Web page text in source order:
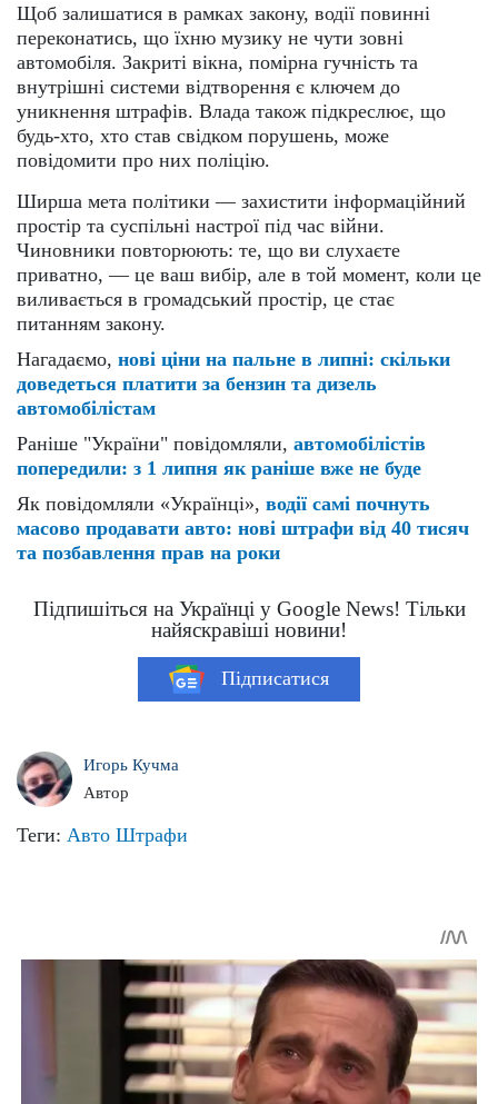
Щоб залишатися в рамках закону, водії повинні
переконатись, що їхню музику не чути зовні
автомобіля. Закриті вікна, помірна гучність та
внутрішні системи відтворення є ключем до
уникнення штрафів. Влада також підкреслює, що
будь-хто, хто став свідком порушень, може
повідомити про них поліцію.
Ширша мета політики — захистити інформаційний
простір та суспільні настрої під час війни.
Чиновники повторюють: те, що ви слухаєте
приватно, — це ваш вибір, але в той момент, коли це
виливається в громадський простір, це стає
питанням закону.
Нагадаємо, нові ціни на пальне в липні: скільки
доведеться платити за бензин та дизель
автомобілістам
Раніше "України" повідомляли, автомобілістів
попередили: з 1 липня як раніше вже не буде
Як повідомляли «Українці», водії самі почнуть
масово продавати авто: нові штрафи від 40 тисяч
та позбавлення прав на роки
Підпишіться на Українці у Google News! Тільки
найяскравіші новини!
Підписатися
Игорь Кучма
Автор
Теги: Авто Штрафи